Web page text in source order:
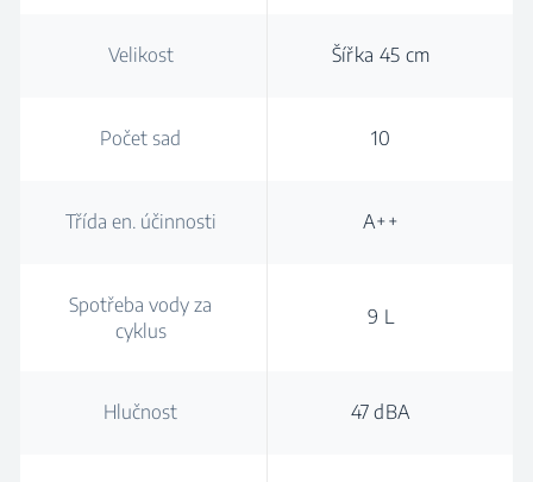
Velikost Šířka 45 cm
Počet sad 10
Třída en. účinnosti A++
Spotřeba vody za
cyklus
9 L
Hlučnost 47 dBA